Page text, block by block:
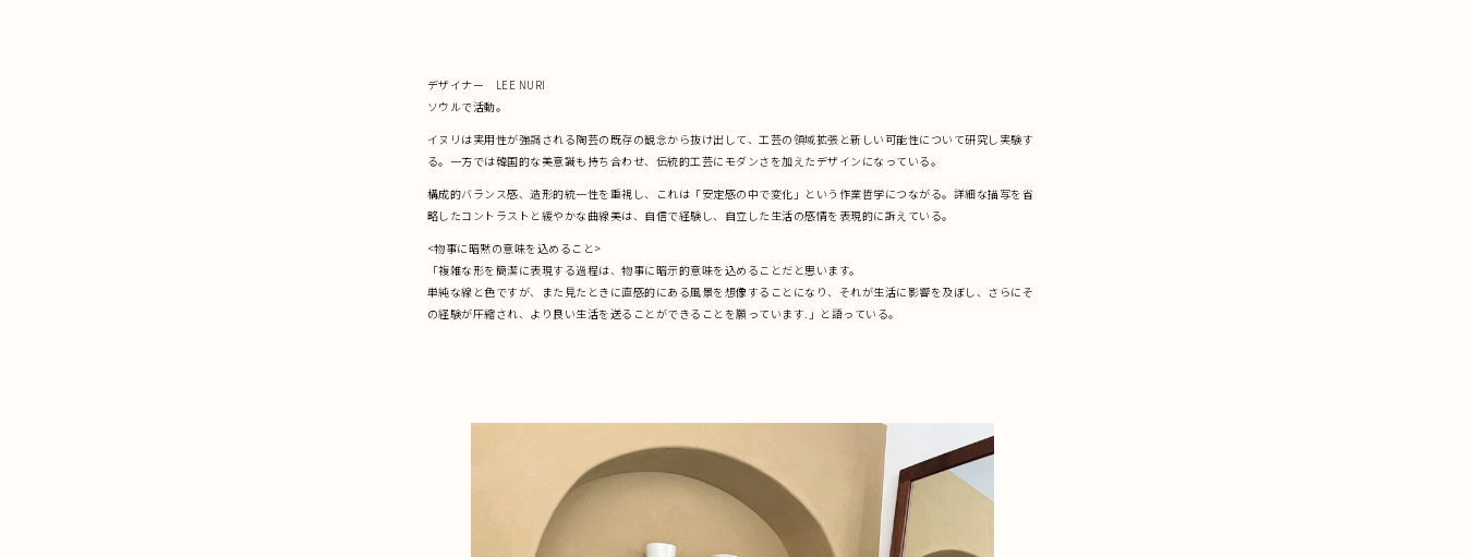
デザイナー LEE NURI
ソウルで活動。
イヌリは実用性が強調される陶芸の既存の観念から抜け出して、工芸の領域拡張と新しい可能性について研究し実験す
る。一方では韓国的な美意識も持ち合わせ、伝統的工芸にモダンさを加えたデザインになっている。
構成的バランス感、造形的統一性を重視し、これは「安定感の中で変化」という作業哲学につながる。詳細な描写を省
略したコントラストと緩やかな曲線美は、自信で経験し、自立した生活の感情を表現的に訴えている。
<物事に暗黙の意味を込めること>
「複雑な形を簡潔に表現する過程は、物事に暗示的意味を込めることだと思います。
単純な線と色ですが、また見たときに直感的にある風景を想像することになり、それが生活に影響を及ぼし、さらにそ
の経験が圧縮され、より良い生活を送ることができることを願っています.」と語っている。